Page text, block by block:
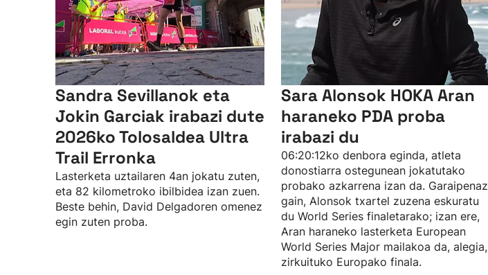
Sandra Sevillanok eta
Jokin Garciak irabazi dute
2026ko Tolosaldea Ultra
Trail Erronka
Lasterketa uztailaren 4an jokatu zuten,
eta 82 kilometroko ibilbidea izan zuen.
Beste behin, David Delgadoren omenez
egin zuten proba.
Sara Alonsok HOKA Aran
haraneko PDA proba
irabazi du
06:20:12ko denbora eginda, atleta
donostiarra ostegunean jokatutako
probako azkarrena izan da. Garaipenaz
gain, Alonsok txartel zuzena eskuratu
du World Series finaletarako; izan ere,
Aran haraneko lasterketa European
World Series Major mailakoa da, alegia,
zirkuituko Europako finala.